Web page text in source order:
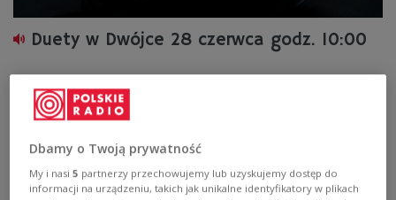
Duety w Dwójce 28 czerwca godz. 10:00
Dbamy o Twoją prywatność
My i nasi5 partnerzy przechowujemy lub uzyskujemy dostęp do
informacji na urządzeniu, takich jak unikalne identyfikatory w plikach